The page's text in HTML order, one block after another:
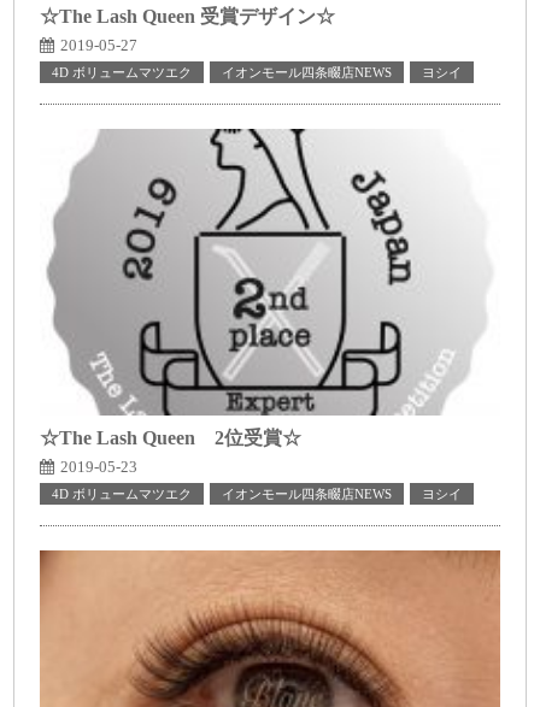
☆The Lash Queen 受賞デザイン☆
2019-05-27
4D ボリュームマツエク イオンモール四条畷店NEWS ヨシイ
☆The Lash Queen 2位受賞☆
2019-05-23
4D ボリュームマツエク イオンモール四条畷店NEWS ヨシイ